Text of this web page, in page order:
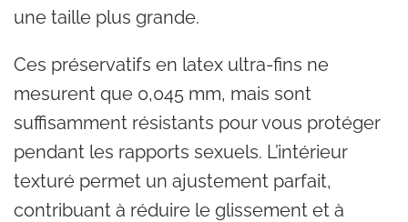
une taille plus grande.
Ces préservatifs en latex ultra-fins ne
mesurent que 0,045 mm, mais sont
suffisamment résistants pour vous protéger
pendant les rapports sexuels. L’intérieur
texturé permet un ajustement parfait,
contribuant à réduire le glissement et à